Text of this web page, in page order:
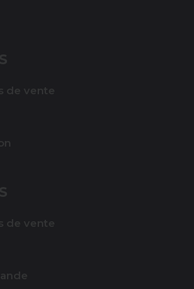
de vente
de vente